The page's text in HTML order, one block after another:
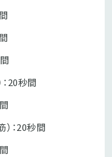
20秒間
：20秒間